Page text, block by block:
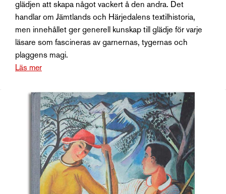
glädjen att skapa något vackert å den andra. Det
handlar om Jämtlands och Härjedalens textilhistoria,
men innehållet ger generell kunskap till glädje för varje
läsare som fascineras av garnernas, tygernas och
plaggens magi.
Läs mer